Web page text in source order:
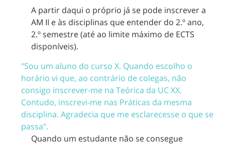
A partir daqui o próprio já se pode inscrever a
AM II e às disciplinas que entender do 2.º ano,
2.º semestre (até ao limite máximo de ECTS
disponíveis).
"Sou um aluno do curso X. Quando escolho o
horário vi que, ao contrário de colegas, não
consigo inscrever-me na Teórica da UC XX.
Contudo, inscrevi-me nas Práticas da mesma
disciplina. Agradecia que me esclarecesse o que se
passa".
Quando um estudante não se consegue